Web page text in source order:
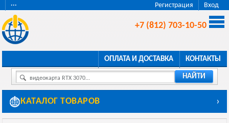
Регистрация Вход
···
+7 (812) 703-10-50
ОПЛАТА И ДОСТАВКА КОНТАКТЫ
видеокарта RTX 3070... НАЙТИ
КАТАЛОГ ТОВАРОВ ›